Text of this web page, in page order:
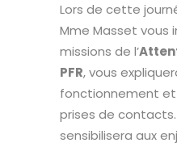
Lors de cette
Mme Masset vous
missions de l’
PFR, vous
fonctionnement
prises de
sensibilisera aux